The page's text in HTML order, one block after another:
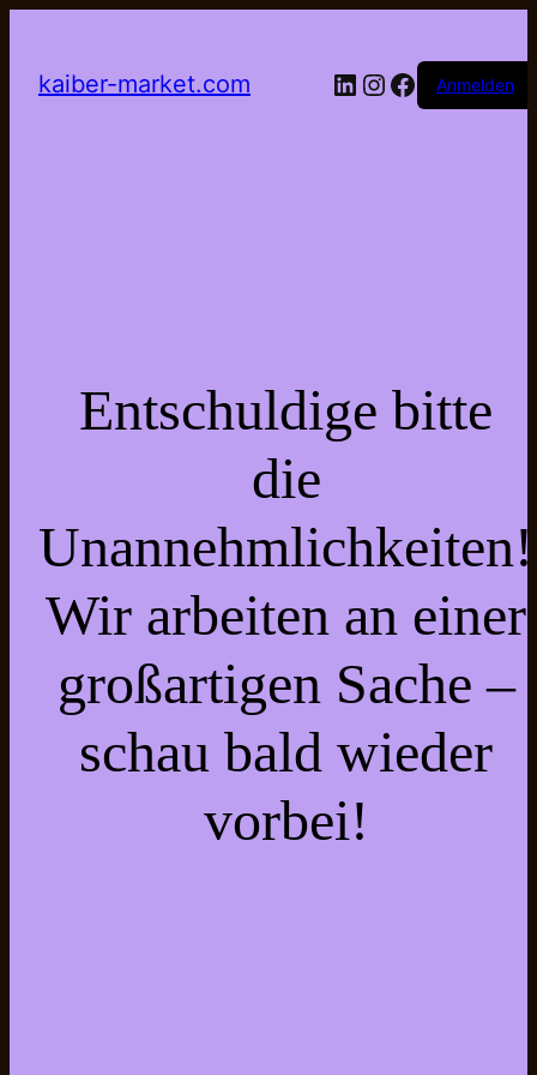
kaiber-market.com LinkedIn
Instagram
Facebook
Anmelden
Entschuldige bitte
die
Unannehmlichkeiten!
Wir arbeiten an einer
großartigen Sache –
schau bald wieder
vorbei!